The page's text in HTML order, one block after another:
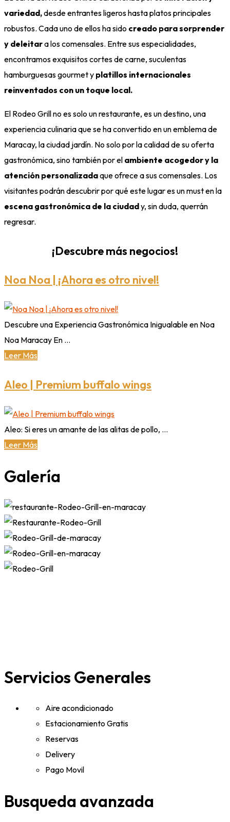
variedad,desde entrantes ligeros hasta platos principales
robustos. Cada uno de ellos ha sido creado para sorprender
y deleitara los comensales. Entre sus especialidades,
encontramos exquisitos cortes de carne, suculentas
hamburguesas gourmet y platillos internacionales
reinventados con un toque local.
El Rodeo Grill no es solo un restaurante, es un destino, una
experiencia culinaria que se ha convertido en un emblema de
Maracay, la ciudad jardín. No solo por la calidad de su oferta
gastronómica, sino también por el ambiente acogedor y la
atención personalizadaque ofrece a sus comensales. Los
visitantes podrán descubrir por qué este lugar es un must en la
escena gastronómica de la ciudady, sin duda, querrán
regresar.
¡Descubre más negocios!
Noa Noa | ¡Ahora es otro nivel!
Descubre una Experiencia Gastronómica Inigualable en Noa
Noa Maracay En ...
Leer Más
Aleo | Premium buffalo wings
Aleo: Si eres un amante de las alitas de pollo, ...
Leer Más
Galería
Servicios Generales
Aire acondicionado
Estacionamiento Gratis
Reservas
Delivery
Pago Movil
Busqueda avanzada